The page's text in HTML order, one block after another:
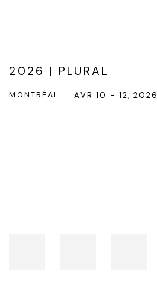
2026 | PLURAL
MONTRÉAL AVR 10 - 12, 2026